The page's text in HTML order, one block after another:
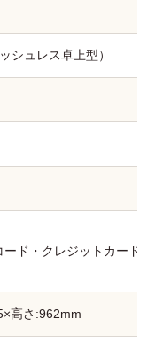
シュレス卓上型）
ド・クレジットカード
高さ:962mm